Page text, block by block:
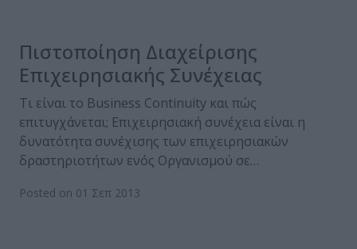
Πιστοποίηση Διαχείρισης
Επιχειρησιακής Συνέχειας
Τι είναι το Business Continuity και πώς
επιτυγχάνεται; Επιχειρησιακή συνέχεια είναι η
δυνατότητα συνέχισης των επιχειρησιακών
δραστηριοτήτων ενός Οργανισμού σε…
Posted on 01 Σεπ 2013